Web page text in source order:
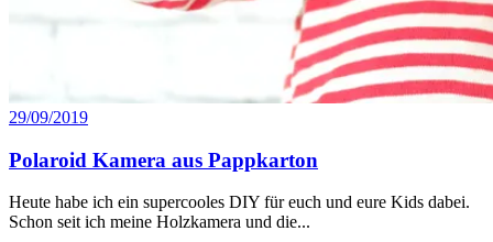
29/09/2019
Polaroid Kamera aus Pappkarton
Heute habe ich ein supercooles DIY für euch und eure Kids dabei.
Schon seit ich meine Holzkamera und die...